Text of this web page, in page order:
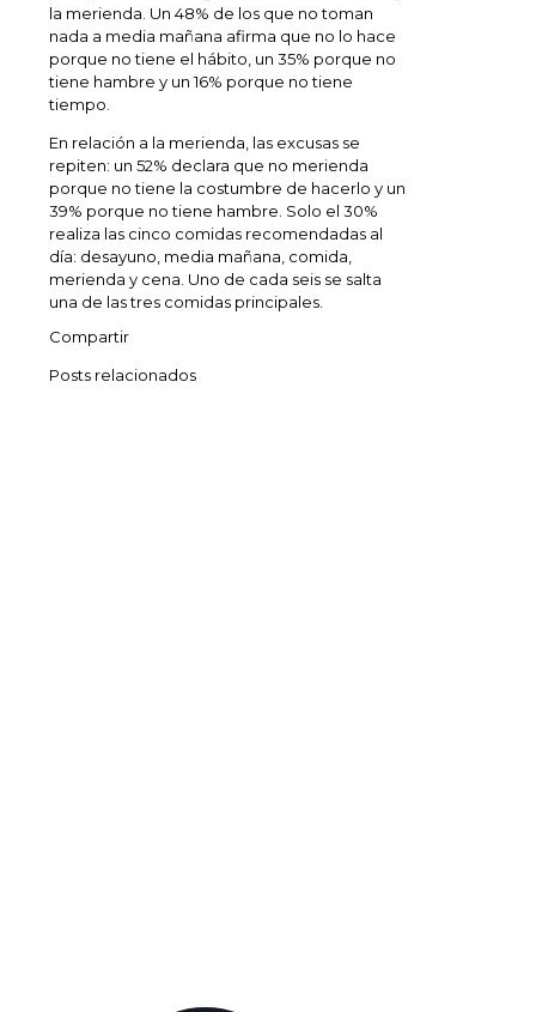
la merienda. Un 48% de los que no toman
nada a media mañana afirma que no lo hace
porque no tiene el hábito, un 35% porque no
tiene hambre y un 16% porque no tiene
tiempo.
En relación a la merienda, las excusas se
repiten: un 52% declara que no merienda
porque no tiene la costumbre de hacerlo y un
39% porque no tiene hambre. Solo el 30%
realiza las cinco comidas recomendadas al
día: desayuno, media mañana, comida,
merienda y cena. Uno de cada seis se salta
una de las tres comidas principales.
Compartir
Posts relacionados